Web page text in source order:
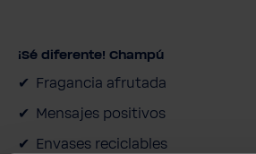
¡Sé diferente! Champú
Fragancia afrutada
Mensajes positivos
Envases reciclables